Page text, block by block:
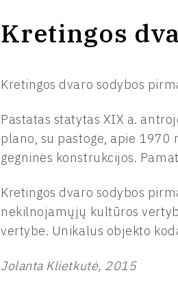
Kretingos
Kretingos dvaro sodybos
Pastatas statytas XIX a.
plano, su pastoge, apie 1970
gegninės konstrukcijos.
Kretingos dvaro sodybos
nekilnojamųjų kultūros
vertybe. Unikalus objekto
Jolanta Klietkutė, 2015